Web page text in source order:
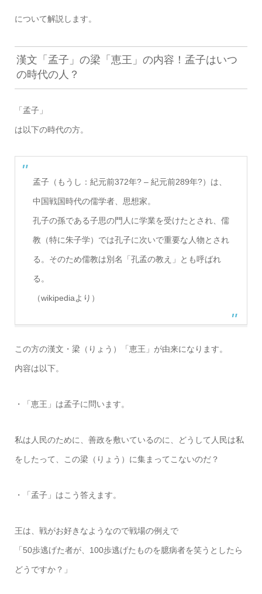
について解説します。
漢文「孟子」の梁「恵王」の内容！孟子はいつ
の時代の人？
「孟子」
は以下の時代の方。
孟子（もうし：紀元前372年? – 紀元前289年?）は、
中国戦国時代の儒学者、思想家。
孔子の孫である子思の門人に学業を受けたとされ、儒
教（特に朱子学）では孔子に次いで重要な人物とされ
る。そのため儒教は別名「孔孟の教え」とも呼ばれ
る。
（wikipediaより）
この方の漢文・梁（りょう）「恵王」が由来になります。
内容は以下。
・「恵王」は孟子に問います。
私は人民のために、善政を敷いているのに、どうして人民は私
をしたって、この梁（りょう）に集まってこないのだ？
・「孟子」はこう答えます。
王は、戦がお好きなようなので戦場の例えで
「50歩逃げた者が、100歩逃げたものを臆病者を笑うとしたら
どうですか？」